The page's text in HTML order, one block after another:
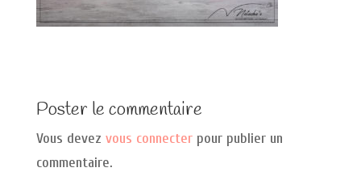
Poster le commentaire
Vous devez vous connecterpour publier un
commentaire.